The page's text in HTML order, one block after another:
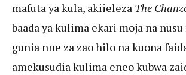
mafuta ya kula, akiieleza The
baada ya kulima ekari moja na
gunia nne za zao hilo na kuona
amekusudia kulima eneo kubwa